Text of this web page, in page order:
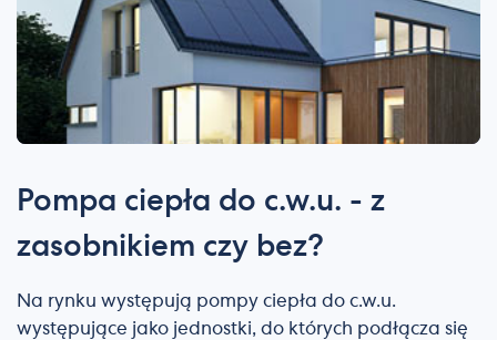
Pompa ciepła do c.w.u. - z
zasobnikiem czy bez?
Na rynku występują pompy ciepła do c.w.u.
występujące jako jednostki, do których podłącza się